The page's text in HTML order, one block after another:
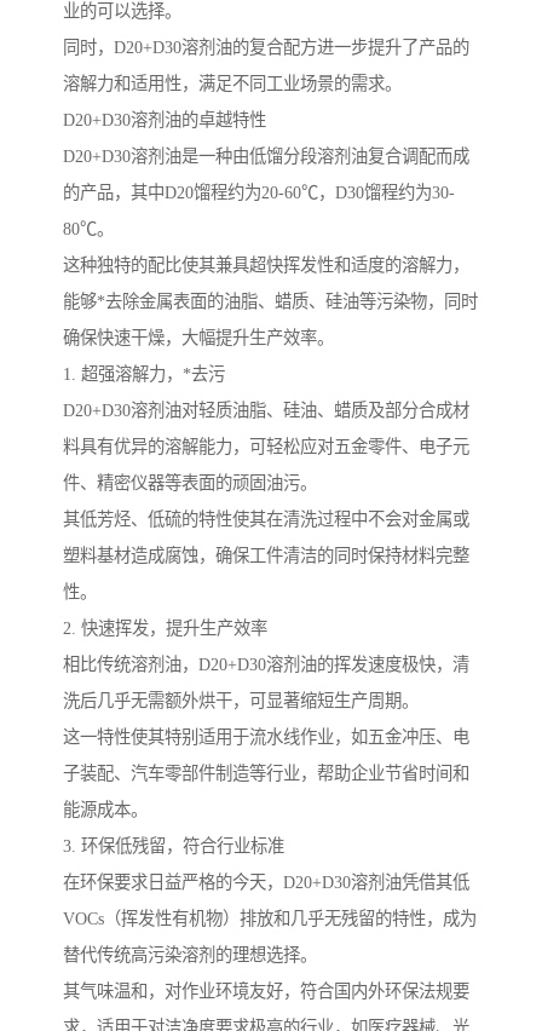
业的可以选择。
同时，D20+D30溶剂油的复合配方进一步提升了产品的
溶解力和适用性，满足不同工业场景的需求。
D20+D30溶剂油的卓越特性
D20+D30溶剂油是一种由低馏分段溶剂油复合调配而成
的产品，其中D20馏程约为20-60℃，D30馏程约为30-
80℃。
这种独特的配比使其兼具超快挥发性和适度的溶解力，
能够*去除金属表面的油脂、蜡质、硅油等污染物，同时
确保快速干燥，大幅提升生产效率。
1. 超强溶解力，*去污
D20+D30溶剂油对轻质油脂、硅油、蜡质及部分合成材
料具有优异的溶解能力，可轻松应对五金零件、电子元
件、精密仪器等表面的顽固油污。
其低芳烃、低硫的特性使其在清洗过程中不会对金属或
塑料基材造成腐蚀，确保工件清洁的同时保持材料完整
性。
2. 快速挥发，提升生产效率
相比传统溶剂油，D20+D30溶剂油的挥发速度极快，清
洗后几乎无需额外烘干，可显著缩短生产周期。
这一特性使其特别适用于流水线作业，如五金冲压、电
子装配、汽车零部件制造等行业，帮助企业节省时间和
能源成本。
3. 环保低残留，符合行业标准
在环保要求日益严格的今天，D20+D30溶剂油凭借其低
VOCs（挥发性有机物）排放和几乎无残留的特性，成为
替代传统高污染溶剂的理想选择。
其气味温和，对作业环境友好，符合国内外环保法规要